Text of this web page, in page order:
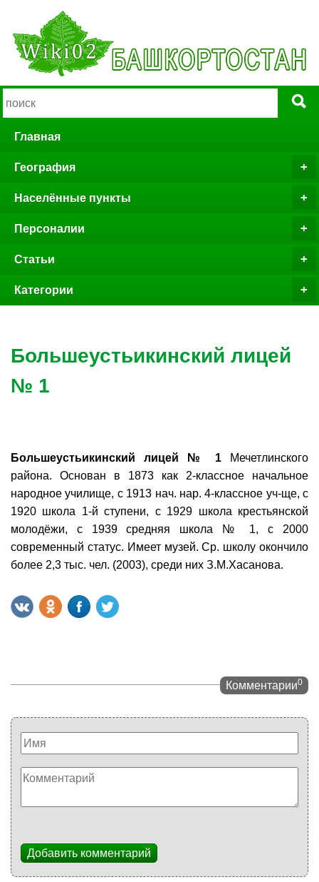
Главная
География
Населённые пункты
Персоналии
Статьи
Категории
Большеустьикинский лицей
№ 1
Большеустьикинский лицей № 1Мечетлинского
района. Основан в 1873 как 2-классное начальное
народное училище, с 1913 нач. нар. 4-классное уч-ще, с
1920 школа 1-й ступени, с 1929 школа крестьянской
молодёжи, с 1939 средняя школа № 1, с 2000
современный статус. Имеет музей. Ср. школу окончило
более 2,3 тыс. чел. (2003), среди них З.М.Хасанова.
Комментарии0
Добавить комментарий